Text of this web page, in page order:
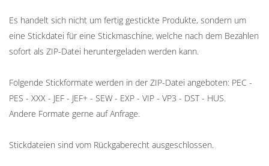
Es handelt sich nicht um fertig gestickte Produkte, sondern um
eine Stickdatei für eine Stickmaschine, welche nach dem Bezahlen
sofort als ZIP-Datei heruntergeladen werden kann.
Folgende Stickformate werden in der ZIP-Datei angeboten: PEC -
PES - XXX - JEF - JEF+ - SEW - EXP - VIP - VP3 - DST - HUS.
Andere Formate gerne auf Anfrage.
Stickdateien sind vom Rückgaberecht ausgeschlossen.